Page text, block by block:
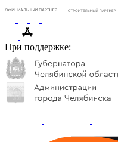
При поддержке: